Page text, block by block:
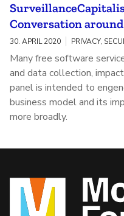
Conversation
30. APRIL 2020
Many free software
and data collection,
panel is intended to
business model and its
more broadly.